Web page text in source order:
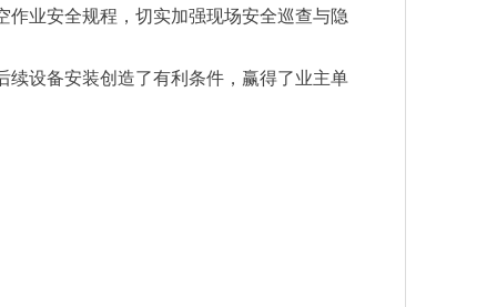
业安全规程，切实加强现场安全巡查与隐
续设备安装创造了有利条件，赢得了业主单